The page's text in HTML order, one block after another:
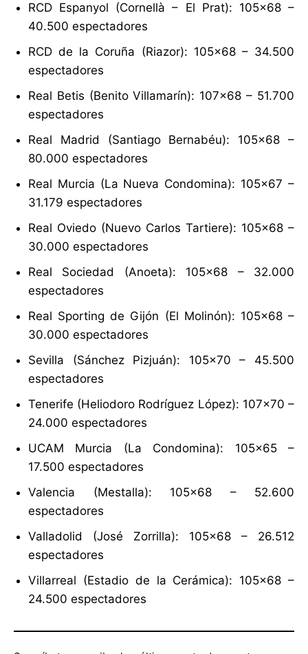
RCD Espanyol (Cornellà – El Prat): 105×68 –
40.500 espectadores
RCD de la Coruña (Riazor): 105×68 – 34.500
espectadores
Real Betis (Benito Villamarín): 107×68 – 51.700
espectadores
Real Madrid (Santiago Bernabéu): 105×68 –
80.000 espectadores
Real Murcia (La Nueva Condomina): 105×67 –
31.179 espectadores
Real Oviedo (Nuevo Carlos Tartiere): 105×68 –
30.000 espectadores
Real Sociedad (Anoeta): 105×68 – 32.000
espectadores
Real Sporting de Gijón (El Molinón): 105×68 –
30.000 espectadores
Sevilla (Sánchez Pizjuán): 105×70 – 45.500
espectadores
Tenerife (Heliodoro Rodríguez López): 107×70 –
24.000 espectadores
UCAM Murcia (La Condomina): 105×65 –
17.500 espectadores
Valencia (Mestalla): 105×68 – 52.600
espectadores
Valladolid (José Zorrilla): 105×68 – 26.512
espectadores
Villarreal (Estadio de la Cerámica): 105×68 –
24.500 espectadores